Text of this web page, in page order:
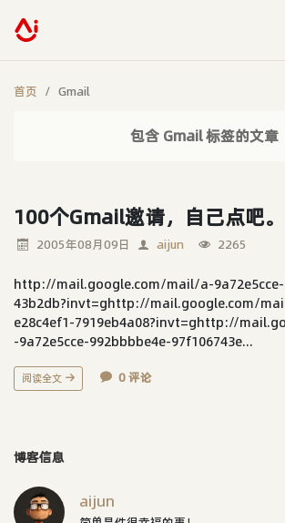
首页 Gmail
包含 Gmail 标签的文章
100个Gmail邀请，自己点吧。
2005年08月09日 aijun 2265
http://mail.google.com/mail/a-9a72e5cce-
43b2db?invt=ghttp://mail.google.com/
e28c4ef1-7919eb4a08?invt=ghttp://
-9a72e5cce-992bbbbe4e-97f106743e...
阅读全文 0 评论
博客信息
aijun